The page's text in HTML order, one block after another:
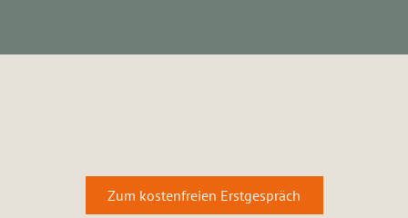
Zum kostenfreien Erstgespräch